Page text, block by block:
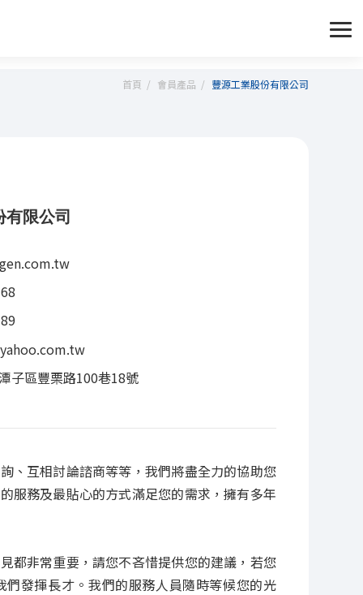
首頁 會員產品 豐源工業股份有限公司
有限公司
子區豐栗路100巷18號
、互相討論諮商等等，我們將盡全力的協助您
服務及最貼心的方式滿足您的需求，擁有多年
都非常重要，請您不吝惜提供您的建議，若您
發揮長才。我們的服務人員隨時等候您的光